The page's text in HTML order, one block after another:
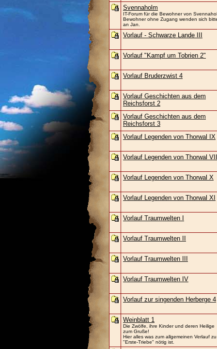
Svennaholm
IT-Forum für die Bewohner von
Bewohner ohne Zugang wenden sich
an Jan.
Vorlauf - Schwarze Lande III
Vorlauf "Kampf um Tobrien 2"
Vorlauf Bruderzwist 4
Vorlauf Geschichten aus dem
Reichsforst 2
Vorlauf Geschichten aus dem
Reichsforst 3
Vorlauf Legenden von Thorwal IX
Vorlauf Legenden von Thorwal
Vorlauf Legenden von Thorwal X
Vorlauf Legenden von Thorwal XI
Vorlauf Traumwelten I
Vorlauf Traumwelten II
Vorlauf Traumwelten III
Vorlauf Traumwelten IV
Vorlauf zur singenden Herberge 4
Weinblatt 1
Die Zwölfe, ihre Kinder und deren Heilige
zum Gruße!
Hier alles was zum allgemeinen Verlauf zu
"Erste-Triebe" nötig ist.